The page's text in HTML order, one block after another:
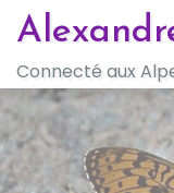
Skip
content
Connecté aux